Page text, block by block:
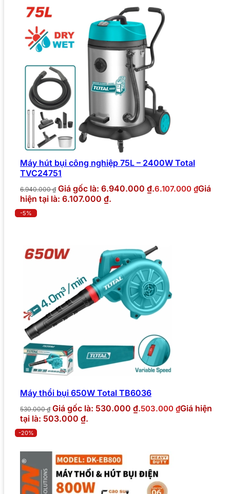
Máy hút bụi công nghiệp 75L – 2400W Total
TVC24751
6.940.000₫ Giá gốc là: 6.940.000 ₫.6.107.000 ₫Giá
hiện tại là: 6.107.000 ₫.
-5%
Máy thổi bụi 650W Total TB6036
530.000₫ Giá gốc là: 530.000 ₫.503.000 ₫Giá hiện
tại là: 503.000 ₫.
-20%